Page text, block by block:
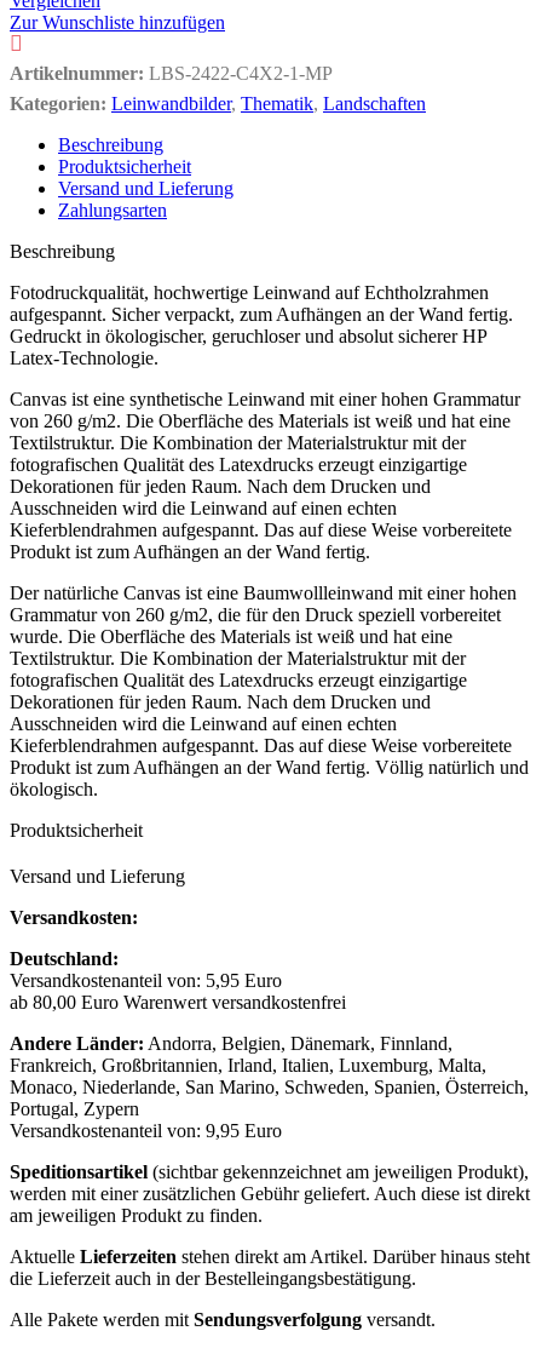
Zur Wunschliste hinzufügen
Artikelnummer: LBS-2422-C4X2-1-MP
Kategorien: Leinwandbilder, Thematik, Landschaften
Beschreibung
Produktsicherheit
Versand und Lieferung
Zahlungsarten
Beschreibung
Fotodruckqualität, hochwertige Leinwand auf Echtholzrahmen
aufgespannt. Sicher verpackt, zum Aufhängen an der Wand fertig.
Gedruckt in ökologischer, geruchloser und absolut sicherer HP
Latex-Technologie.
Canvas ist eine synthetische Leinwand mit einer hohen Grammatur
von 260 g/m2. Die Oberfläche des Materials ist weiß und hat eine
Textilstruktur. Die Kombination der Materialstruktur mit der
fotografischen Qualität des Latexdrucks erzeugt einzigartige
Dekorationen für jeden Raum. Nach dem Drucken und
Ausschneiden wird die Leinwand auf einen echten
Kieferblendrahmen aufgespannt. Das auf diese Weise vorbereitete
Produkt ist zum Aufhängen an der Wand fertig.
Der natürliche Canvas ist eine Baumwollleinwand mit einer hohen
Grammatur von 260 g/m2, die für den Druck speziell vorbereitet
wurde. Die Oberfläche des Materials ist weiß und hat eine
Textilstruktur. Die Kombination der Materialstruktur mit der
fotografischen Qualität des Latexdrucks erzeugt einzigartige
Dekorationen für jeden Raum. Nach dem Drucken und
Ausschneiden wird die Leinwand auf einen echten
Kieferblendrahmen aufgespannt. Das auf diese Weise vorbereitete
Produkt ist zum Aufhängen an der Wand fertig. Völlig natürlich und
ökologisch.
Produktsicherheit
Versand und Lieferung
Versandkosten:
Deutschland:
Versandkostenanteil von: 5,95 Euro
ab 80,00 Euro Warenwert versandkostenfrei
Andere Länder: Andorra, Belgien, Dänemark, Finnland,
Frankreich, Großbritannien, Irland, Italien, Luxemburg, Malta,
Monaco, Niederlande, San Marino, Schweden, Spanien, Österreich,
Portugal, Zypern
Versandkostenanteil von: 9,95 Euro
Speditionsartikel (sichtbar gekennzeichnet am jeweiligen Produkt),
werden mit einer zusätzlichen Gebühr geliefert. Auch diese ist direkt
am jeweiligen Produkt zu finden.
Aktuelle Lieferzeiten stehen direkt am Artikel. Darüber hinaus steht
die Lieferzeit auch in der Bestelleingangsbestätigung.
Alle Pakete werden mit Sendungsverfolgung versandt.